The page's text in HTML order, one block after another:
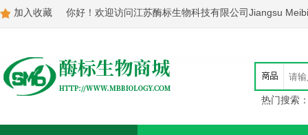
加入收藏 你好！欢迎访问江苏酶标生物科技有限公司Jiangsu
热门搜索